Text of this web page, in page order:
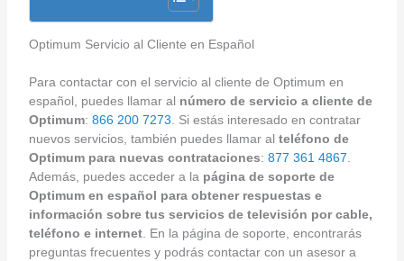
Optimum Servicio al Cliente en Español
Para contactar con el servicio al cliente de Optimum en
español, puedes llamar al número de servicio a cliente de
Optimum: 866 200 7273 . Si estás interesado en contratar
nuevos servicios, también puedes llamar al teléfono de
Optimum para nuevas contrataciones: 877 361 4867
Además, puedes acceder a la página de soporte de
Optimum en español para obtener respuestas e
información sobre tus servicios de televisión por cable,
teléfono e internet. En la página de soporte, encontrarás
preguntas frecuentes y podrás contactar con un asesor a